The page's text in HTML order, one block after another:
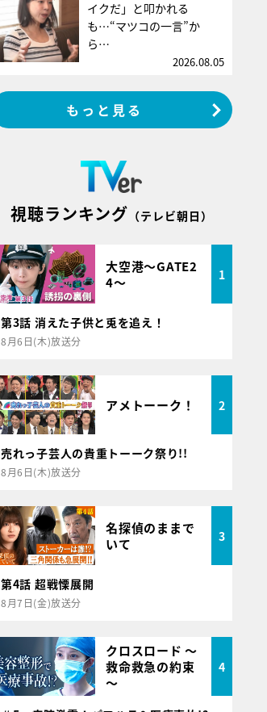
イクだ」と叩かれる
も…“マツコの一言”か
ら…
2026.08.05
もっと見る
視聴ランキング （テレビ朝日）
大空港～GATE2
4～
1
第3話 消えた子供と兎を追え！
8月6日(木)放送分
アメトーーク！ 2
売れっ子芸人の貴重トーーク祭り!!
8月6日(木)放送分
名探偵のままで
いて
3
第4話 超戦慄展開
8月7日(金)放送分
クロスロード ～
救命救急の約束
～
4